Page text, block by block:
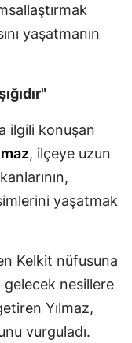
yaşatmanın
ilgili konuşan
, ilçeye uzun
yaşatmak
Kelkit nüfusuna
gelecek nesillere
Yılmaz,
vurguladı.